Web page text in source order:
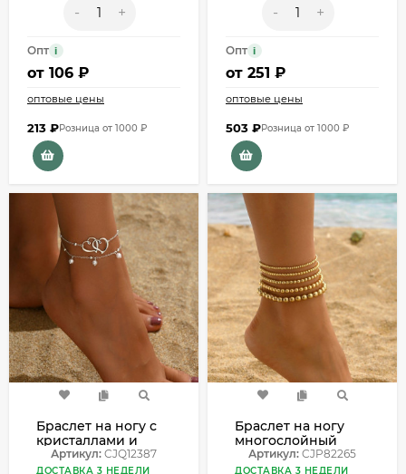
- +
Опт i
от 106 ₽
оптовые цены
213 ₽Розница от 1000 ₽
- +
Опт i
от 251 ₽
оптовые цены
503 ₽Розница от 1000 ₽
Браслет на ногу с
кристаллами и
монетами CJQ12387
Артикул: CJQ12387
ДОСТАВКА 3 НЕДЕЛИ
Браслет на ногу
многослойный
золотистый
CJP82265
Артикул: CJP82265
ДОСТАВКА 3 НЕДЕЛИ